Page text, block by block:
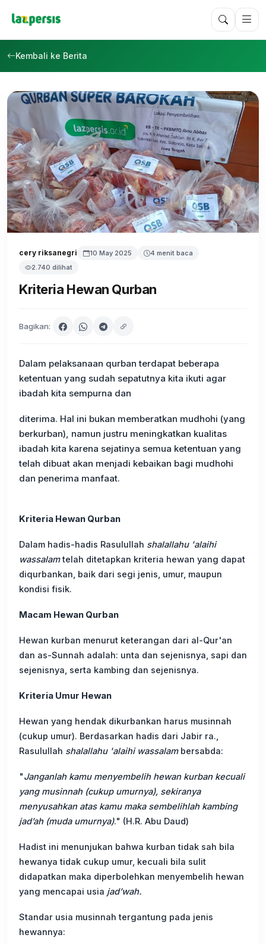
Kembali ke Berita
cery riksanegri 10 May 2025
4 menit baca
2.740 dilihat
Kriteria Hewan Qurban
Bagikan:
Dalam pelaksanaan qurban terdapat beberapa
ketentuan yang sudah sepatutnya kita ikuti agar
ibadah kita sempurna dan
diterima. Hal ini bukan memberatkan mudhohi (yang
berkurban), namun justru meningkatkan kualitas
ibadah kita karena sejatinya semua ketentuan yang
telah dibuat akan menjadi kebaikan bagi mudhohi
dan penerima manfaat.
Kriteria Hewan Qurban
Dalam hadis-hadis Rasulullah shalallahu 'alaihi
wassalamtelah ditetapkan kriteria hewan yang dapat
diqurbankan, baik dari segi jenis, umur, maupun
kondisi fisik.
Macam Hewan Qurban
Hewan kurban menurut keterangan dari al-Qur'an
dan as-Sunnah adalah: unta dan sejenisnya, sapi dan
sejenisnya, serta kambing dan sejenisnya.
Kriteria Umur Hewan
Hewan yang hendak dikurbankan harus musinnah
(cukup umur). Berdasarkan hadis dari Jabir ra.,
Rasulullah shalallahu 'alaihi wassalam bersabda:
"Janganlah kamu menyembelih hewan kurban kecuali
yang musinnah (cukup umurnya), sekiranya
menyusahkan atas kamu maka sembelihlah kambing
jad’ah (muda umurnya)." (H.R. Abu Daud)
Hadist ini menunjukan bahwa kurban tidak sah bila
hewanya tidak cukup umur, kecuali bila sulit
didapatkan maka diperbolehkan menyembelih hewan
yang mencapai usia jad’wah.
Standar usia musinnah tergantung pada jenis
hewannya: